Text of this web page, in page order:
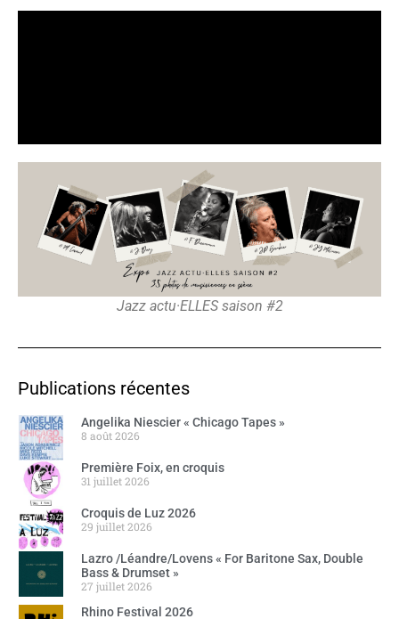
Jazz actu·ELLES saison #2
Publications récentes
Angelika Niescier « Chicago Tapes »
8 août 2026
Première Foix, en croquis
31 juillet 2026
Croquis de Luz 2026
29 juillet 2026
Lazro /Léandre/Lovens « For Baritone Sax, Double
Bass & Drumset »
27 juillet 2026
Rhino Festival 2026